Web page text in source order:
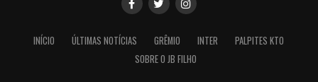
INÍCIO ÚLTIMAS NOTÍCIAS GRÊMIO INTER
PALPITES KTO
SOBRE O JB FILHO